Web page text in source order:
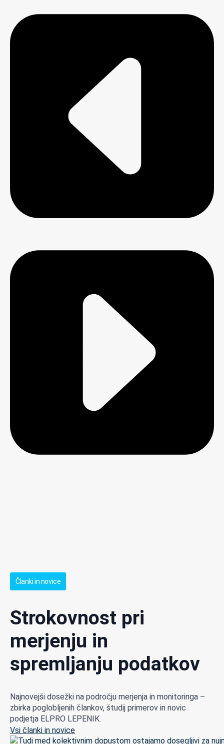
Članki in novice
Strokovnost pri
merjenju in
spremljanju podatkov
Najnovejši dosežki na področju merjenja in monitoringa –
zbirka poglobljenih člankov, študij primerov in novic
podjetja ELPRO LEPENIK.
Vsi članki in novice